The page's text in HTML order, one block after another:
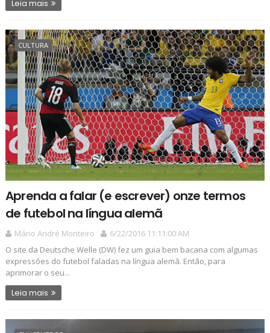
Leia mais
CULTURA
Aprenda a falar (e escrever) onze termos
de futebol na língua alemã
Mário André Monteiro
6/22/2016 11:11:00 AM
O site da Deutsche Welle (DW) fez um guia bem bacana com algumas
expressões do futebol faladas na língua alemã. Então, para
aprimorar o seu...
Leia mais